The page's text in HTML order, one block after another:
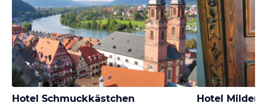
Hotel Schmuckkästchen Hotel